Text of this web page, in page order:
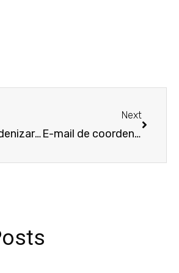
Empresa indenizará faxineira insultada com escritos obscenos na parede do vestiário
Next
E-mail de coordenador a marido de trabalhadora comprova assédio sexual